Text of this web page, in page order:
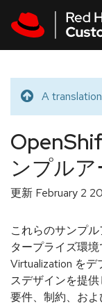
A
ンプル
更新 February 2
これらのサンプ
タープライズ環
Virtualization を
スデザインを提
要件、制約、お